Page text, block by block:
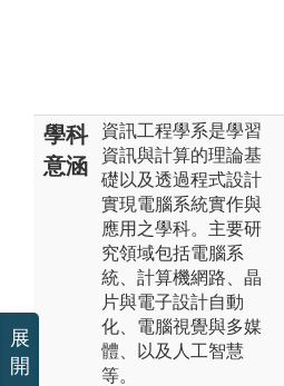
學科
意涵
資訊工程學系是學習
資訊與計算的理論基
礎以及透過程式設計
實現電腦系統實作與
應用之學科。主要研
究領域包括電腦系
統、計算機網路、晶
片與電子設計自動
化、電腦視覺與多媒
體、以及人工智慧
等。
展
開